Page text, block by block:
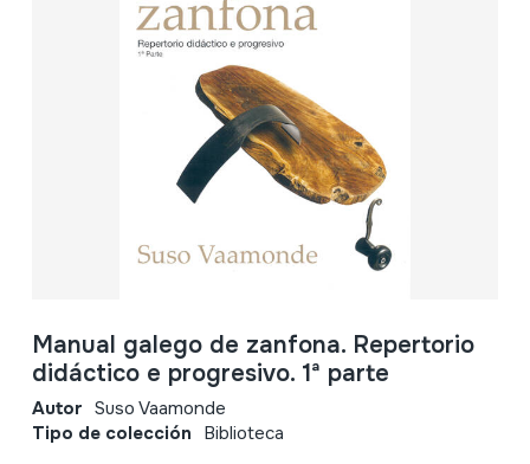
Manual galego de zanfona. Repertorio
didáctico e progresivo. 1ª parte
Autor Suso Vaamonde
Tipo de colección Biblioteca